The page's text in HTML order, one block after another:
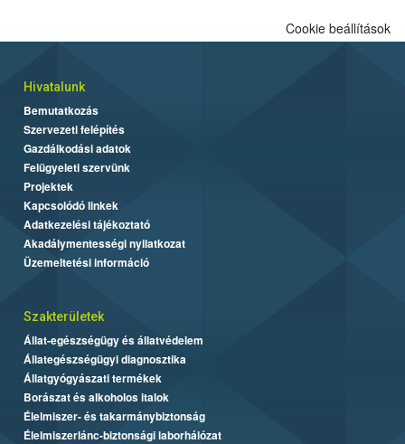
Cookie beállítások
Hivatalunk
Bemutatkozás
Szervezeti felépítés
Gazdálkodási adatok
Felügyeleti szervünk
Projektek
Kapcsolódó linkek
Adatkezelési tájékoztató
Akadálymentességi nyilatkozat
Üzemeltetési információ
Szakterületek
Állat-egészségügy és állatvédelem
Állategészségügyi diagnosztika
Állatgyógyászati termékek
Borászat és alkoholos italok
Élelmiszer- és takarmánybiztonság
Élelmiszerlánc-biztonsági laborhálózat